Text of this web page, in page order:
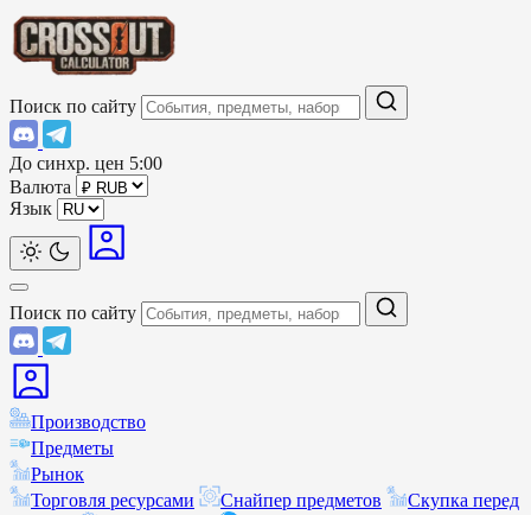
Поиск по сайту
До синхр. цен 5:00
Валюта
Язык
Поиск по сайту
Производство
Предметы
Рынок
Торговля ресурсами
Снайпер предметов
Скупка перед